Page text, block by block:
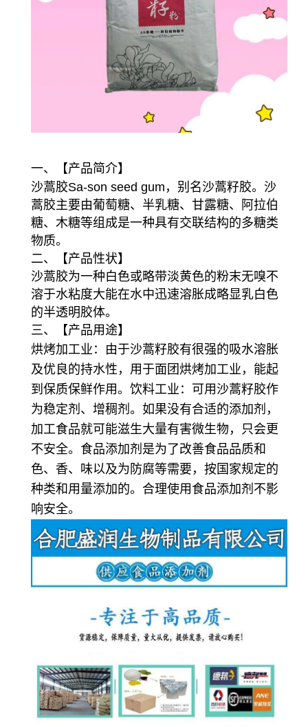
一、【产品简介】
沙蒿胶Sa-son seed gum，别名沙蒿籽胶。沙
蒿胶主要由葡萄糖、半乳糖、甘露糖、阿拉伯
糖、木糖等组成是一种具有交联结构的多糖类
物质。
二、【产品性状】
沙蒿胶为一种白色或略带淡黄色的粉末无嗅不
溶于水粘度大能在水中迅速溶胀成略显乳白色
的半透明胶体。
三、【产品用途】
烘烤加工业：由于沙蒿籽胶有很强的吸水溶胀
及优良的持水性，用于面团烘烤加工业，能起
到保质保鲜作用。 饮料工业：可用沙蒿籽胶作
为稳定剂、增稠剂。如果没有合适的添加剂，
加工食品就可能滋生大量有害微生物，只会更
不安全。食品添加剂是为了改善食品品质和
色、香、味以及为防腐等需要，按国家规定的
种类和用量添加的。合理使用食品添加剂不影
响安全。